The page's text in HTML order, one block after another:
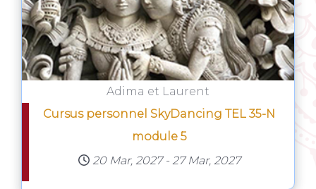
Adima et Laurent
Cursus personnel SkyDancing TEL 35-N
module 5
20 Mar, 2027 - 27 Mar, 2027